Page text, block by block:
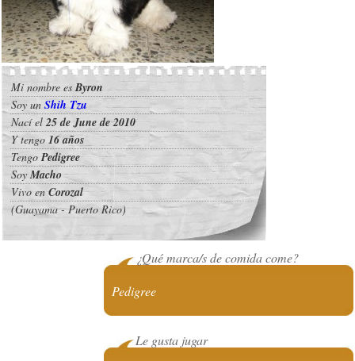
Mi nombre esByron
Soy un Shih Tzu
Nací el25 de June de 2010
Y tengo 16 años
TengoPedigree
SoyMacho
Vivo enCorozal
(Guayama - Puerto Rico)
¿Qué marca/s de comida come?
Pedigree
Le gusta jugar